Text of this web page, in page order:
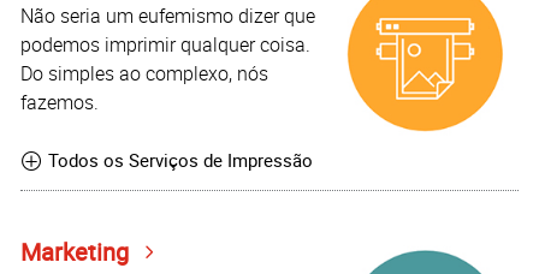
Não seria um eufemismo dizer que
podemos imprimir qualquer coisa.
Do simples ao complexo, nós
fazemos.
Todos os Serviços de Impressão
Marketing